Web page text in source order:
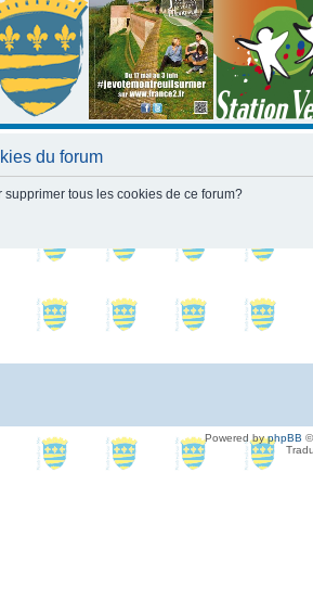
du forum
supprimer tous les cookies de ce forum?
Powered byphpBB